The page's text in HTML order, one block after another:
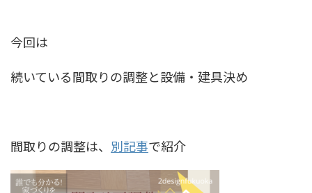
今回は
続いている間取りの調整と設備・建具決め
間取りの調整は、 別記事で紹介